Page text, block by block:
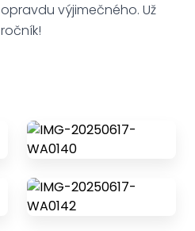
výjimečného. Už